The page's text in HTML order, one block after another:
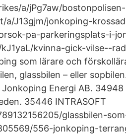
a/jPg7aw/
J13gjm/jonkoping-
pa-parkeringsplats-i-
kvinna-gick-vilse--
som lärare och
glassbilen – eller
Energi AB.
35446 INTRASOFT
glassbilen-
556-jonkoping-